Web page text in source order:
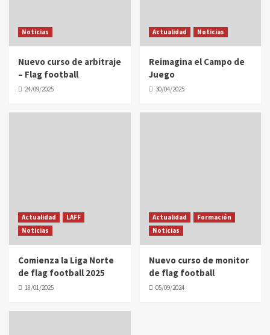
Noticias
Nuevo curso de arbitraje
– Flag football
24/09/2025
Actualidad Noticias
Reimagina el Campo de
Juego
30/04/2025
Actualidad
LAFF
Noticias
Comienza la Liga Norte
de flag football 2025
18/01/2025
Actualidad
Formación
Noticias
Nuevo curso de monitor
de flag football
05/09/2024